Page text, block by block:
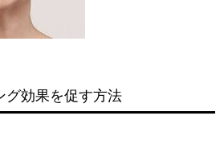
グ効果を促す方法